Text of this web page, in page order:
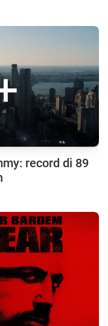
record di 89